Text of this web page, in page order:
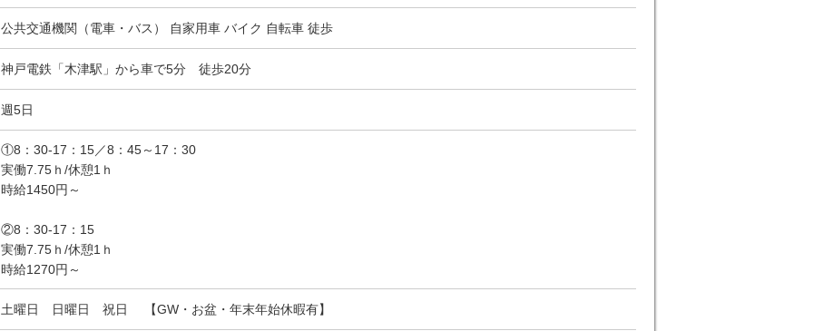
公共交通機関（電車・バス） 自家用車 バイク 自転車 徒歩
神戸電鉄「木津駅」から車で5分 徒歩20分
週5日
①8：30-17：15／8：45～17：30
実働7.75ｈ/休憩1ｈ
時給1450円～
②8：30-17：15
実働7.75ｈ/休憩1ｈ
時給1270円～
土曜日 日曜日 祝日 【GW・お盆・年末年始休暇有】